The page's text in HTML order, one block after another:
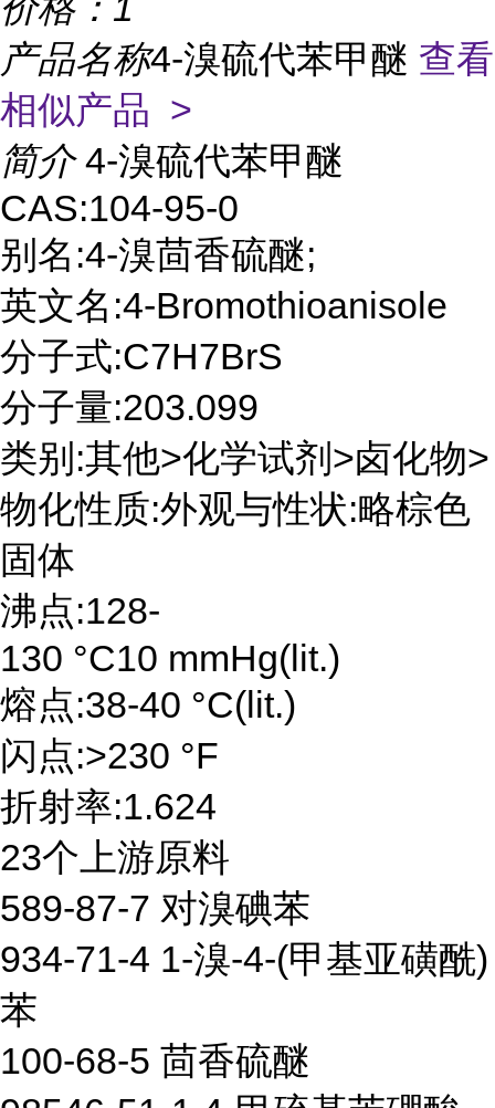
产品名称4-溴硫代苯甲醚 查看
相似产品 >
简介 4-溴硫代苯甲醚
CAS:104-95-0
别名:4-溴茴香硫醚;
英文名:4-Bromothioanisole
分子式:C7H7BrS
分子量:203.099
类别:其他>化学试剂>卤化物>
物化性质:外观与性状:略棕色
固体
沸点:128-
130 °C10 mmHg(lit.)
熔点:38-40 °C(lit.)
闪点:>230 °F
折射率:1.624
23个上游原料
589-87-7 对溴碘苯
934-71-4 1-溴-4-(甲基亚磺酰)
苯
100-68-5 茴香硫醚